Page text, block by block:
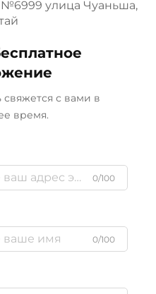
№6999 улица Чуаньша,
с вами в
время.
0/100
0/100